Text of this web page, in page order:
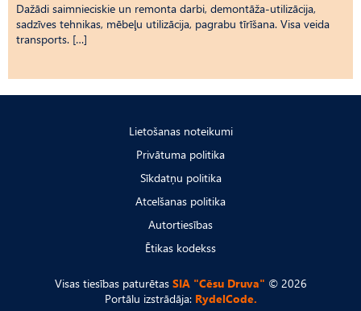
Dažādi saimnieciskie un remonta darbi, demontāža-utilizācija,
sadzīves tehnikas, mēbeļu utilizācija, pagrabu tīrīšana. Visa veida
transports. […]
Lietošanas noteikumi
Privātuma politika
Sīkdatņu politika
Atcelšanas politika
Autortiesības
Ētikas kodekss
Visas tiesības paturētas SIA "Cēsu Druva" © 2026
Portālu izstrādāja: RydelCode.